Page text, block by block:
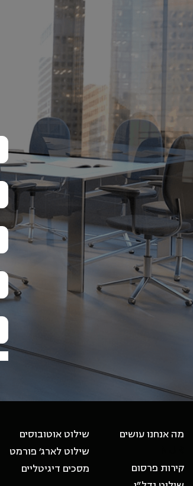
מה אנחנו עושים
קירות פרסום
שילוט אוטובוסים
שילוט לארג׳ פורמט
מסכים דיגיטליים